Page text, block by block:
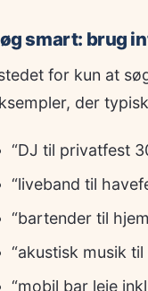
smart: brug
for kun at
der
“DJ til privatfest
“liveband til
“bartender til
“akustisk musik
“mobil bar leje